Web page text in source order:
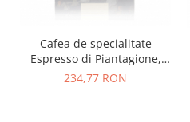
Cafea de specialitate
Espresso di Piantagione,
Goppion, boabe, 1000 gr
234,77 RON